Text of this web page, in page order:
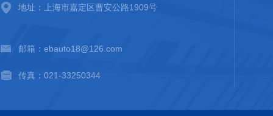
地址：上海市嘉定区曹安公路1909号
邮箱：ebauto18@126.com
传真：021-33250344